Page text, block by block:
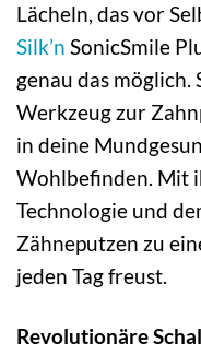
Lächeln, das vor
Silk’n SonicSmile
genau das möglich.
Werkzeug zur
in deine
Wohlbefinden. Mit
Technologie und
Zähneputzen zu
jeden Tag freust.
Revolutionäre